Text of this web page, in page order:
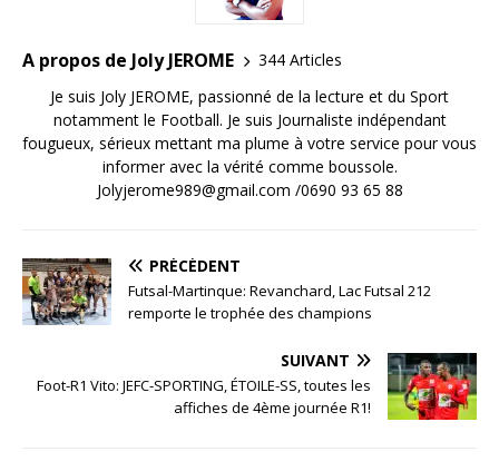
A propos de Joly JEROME
344 Articles
Je suis Joly JEROME, passionné de la lecture et du Sport
notamment le Football. Je suis Journaliste indépendant
fougueux, sérieux mettant ma plume à votre service pour vous
informer avec la vérité comme boussole.
Jolyjerome989@gmail.com /0690 93 65 88
PRÉCÉDENT
Futsal-Martinque: Revanchard, Lac Futsal 212
remporte le trophée des champions
SUIVANT
Foot-R1 Vito: JEFC-SPORTING, ÉTOILE-SS, toutes les
affiches de 4ème journée R1!